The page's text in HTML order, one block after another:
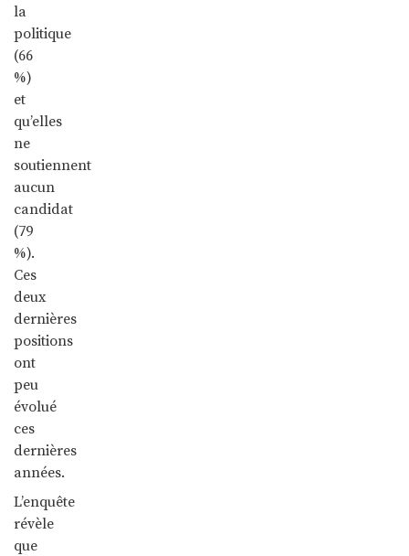
la
politique
(66
%)
et
qu’elles
ne
soutiennent
aucun
candidat
(79
%).
Ces
deux
dernières
positions
ont
peu
évolué
ces
dernières
années.
L’enquête
révèle
que